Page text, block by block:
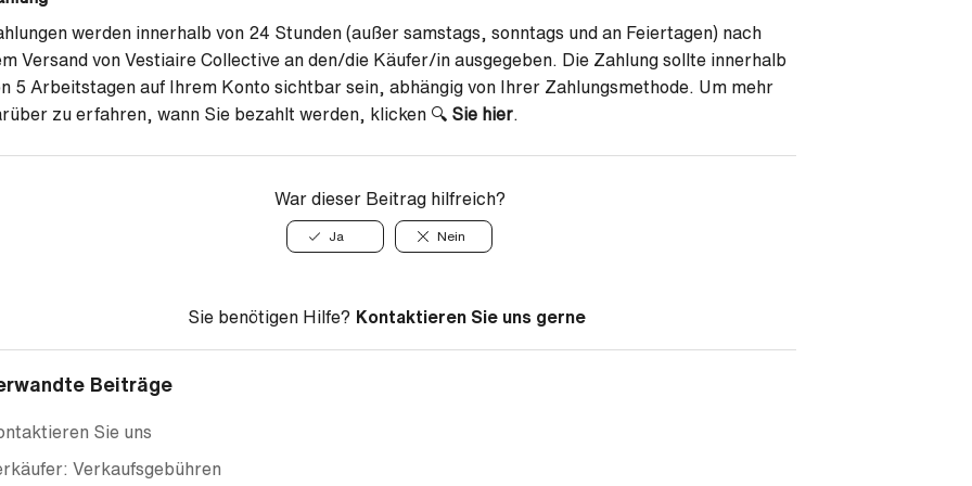
werden innerhalb von 24 Stunden (außer samstags, sonntags und an Feiertagen) nach
Versand von Vestiaire Collective an den/die Käufer/in ausgegeben. Die Zahlung sollte innerhalb
5 Arbeitstagen auf Ihrem Konto sichtbar sein, abhängig von Ihrer Zahlungsmethode. Um mehr
zu erfahren, wann Sie bezahlt werden, klicken 🔍 Sie hier
War dieser Beitrag hilfreich?
Ja Nein
Sie benötigen Hilfe? Kontaktieren Sie uns gerne
Beiträge
Sie uns
Verkaufsgebühren